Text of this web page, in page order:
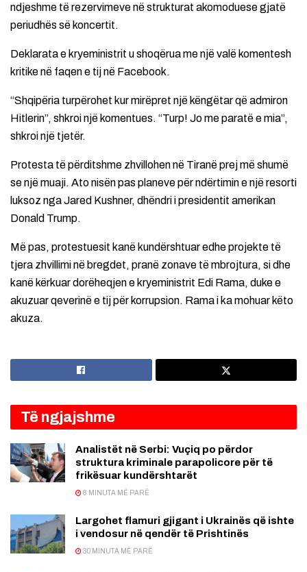
ndjeshme të rezervimeve në strukturat akomoduese gjatë
periudhës së koncertit.
Deklarata e kryeministrit u shoqërua me një valë komentesh
kritike në faqen e tij në Facebook.
“Shqipëria turpërohet kur mirëpret një këngëtar që admiron
Hitlerin”, shkroi një komentues. “Turp! Jo me paratë e mia”,
shkroi një tjetër.
Protesta të përditshme zhvillohen në Tiranë prej më shumë
se një muaji. Ato nisën pas planeve për ndërtimin e një resorti
luksoz nga Jared Kushner, dhëndri i presidentit amerikan
Donald Trump.
Më pas, protestuesit kanë kundërshtuar edhe projekte të
tjera zhvillimi në bregdet, pranë zonave të mbrojtura, si dhe
kanë kërkuar dorëheqjen e kryeministrit Edi Rama, duke e
akuzuar qeverinë e tij për korrupsion. Rama i ka mohuar këto
akuza.
Të ngjajshme
Analistët në Serbi: Vuçiq po përdor
struktura kriminale parapolicore për të
frikësuar kundërshtarët
8 MINUTA MË PARË
Largohet flamuri gjigant i Ukrainës që ishte
i vendosur në qendër të Prishtinës
30 MINUTA MË PARË